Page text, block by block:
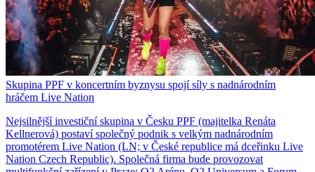
Skupina PPF v koncertním byznysu spojí síly s nadnárodním
hráčem Live Nation
Nejsilnější investiční skupina v Česku PPF (majitelka Renáta
Kellnerová) postaví společný podnik s velkým nadnárodním
promotérem Live Nation (LN; v České republice má dceřinku Live
Nation Czech Republic). Společná firma bude provozovat